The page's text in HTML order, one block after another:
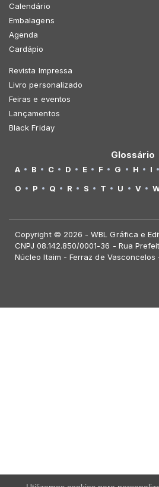
Calendário
Embalagens
Agenda
Cardápio
Revista Impressa
Livro personalizado
Feiras e eventos
Lançamentos
Black Friday
Glossário
A B C D E F G H I
O
P Q R S T U V
Copyright © 2026 - WBL Gráfica e
CNPJ 08.142.850/0001-36 - Rua
Núcleo Itaim - Ferraz de Vasconcelos